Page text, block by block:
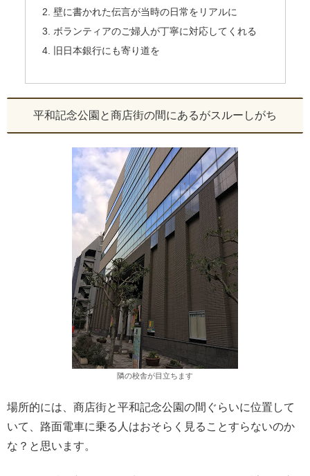
壁に書かれた伝言が当時の日常をリアルに
ボランティアのご婦人が丁寧に対応してくれる
旧日本銀行にも寄り道を
平和記念公園と商店街の間にあるがスルーしがち
隣の校舎が目立ちます
場所的には、商店街と平和記念公園の間ぐらいに位置して
いて、路面電車に乗る人はおそらく見ることすらないのか
な？と思います。